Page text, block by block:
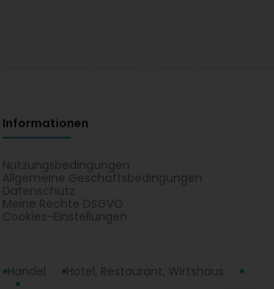
Informationen
Nutzungsbedingungen
Allgemeine Geschäftsbedingungen
Datenschutz
Meine Rechte DSGVO
Cookies-Einstellungen
Handel
Hotel, Restaurant, Wirtshaus